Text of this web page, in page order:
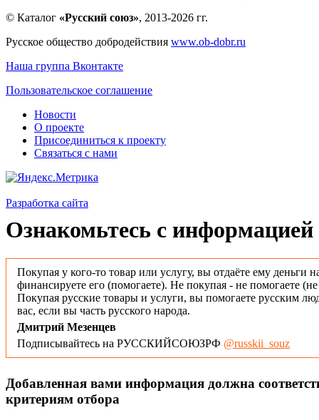
© Каталог «Русский союз», 2013-2026 гг.
Русское общество добродействия www.ob-dobr.ru
Наша группа Вконтакте
Пользовательское соглашение
Новости
О проекте
Присоединиться к проекту
Связаться с нами
Разработка сайта
Ознакомьтесь с информацией
Покупая у кого-то товар или услугу, вы отдаёте ему деньги
финансируете его (помогаете). Не покупая - не помогаете
Покупая русские товары и услуги, вы помогаете русским
вас, если вы часть русского народа.
Дмитрий Мезенцев
Подписывайтесь на РУССКИЙСОЮЗРФ @russkii_souz
Добавленная вами информация должна
критериям отбора